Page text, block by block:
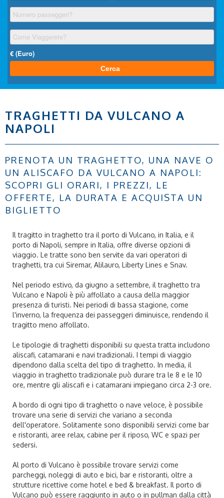
TRAGHETTI DA VULCANO A
NAPOLI
PRENOTA UN TRAGHETTO, UNA NAVE O
UN ALISCAFO DA VULCANO A NAPOLI:
SCOPRI GLI ORARI, I PREZZI, LE
OFFERTE, LA DURATA E ACQUISTA UN
BIGLIETTO
Il tragitto in traghetto tra il porto di Vulcano, in Italia, e il
porto di Napoli, sempre in Italia, offre diverse opzioni di
viaggio. Le tratte sono ben servite da vari operatori di
traghetti, tra cui Siremar, Alilauro, Liberty Lines e Snav.
Nel periodo estivo, da giugno a settembre, il traghetto tra
Vulcano e Napoli è più affollato a causa della maggior
presenza di turisti. Nei periodi di bassa stagione, come
l'inverno, la frequenza dei passeggeri diminuisce, rendendo il
tragitto meno affollato.
Le tipologie di traghetti disponibili su questa tratta includono
aliscafi, catamarani e navi tradizionali. I tempi di viaggio
dipendono dalla scelta del tipo di traghetto. In media, il
viaggio in traghetto tradizionale può durare tra le 8 e le 10
ore, mentre gli aliscafi e i catamarani impiegano circa 2-3 ore.
A bordo di ogni tipo di traghetto o nave veloce, è possibile
trovare una serie di servizi che variano a seconda
dell'operatore. Solitamente sono disponibili servizi come bar
e ristoranti, aree relax, cabine per il riposo, WC e spazi per
sedersi.
Al porto di Vulcano è possibile trovare servizi come
parcheggi, noleggi di auto e bici, bar e ristoranti, oltre a
strutture ricettive come hotel e bed & breakfast. Il porto di
Vulcano può essere raggiunto in auto o in pullman dalla città